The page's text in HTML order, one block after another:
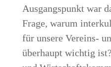
Aus­gangs­punkt war
Fra­ge, war­um
für unse­re Ver­eins-
über­haupt wich­tig